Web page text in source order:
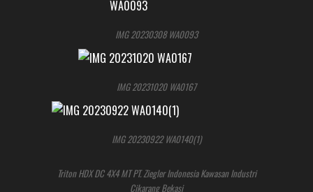
IMG 20230308 WA0093
IMG 20231020 WA0167
IMG 20230922 WA0140(1)
Triton HDX DC 4X4 MT PT. Ziegler Indonesia Kawasan Industri
Cikarang Bekasi